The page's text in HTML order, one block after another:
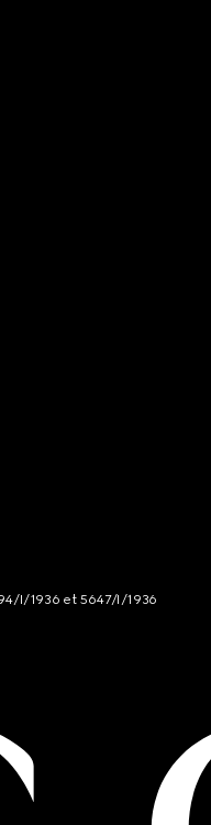
I/1936 et 5647/I/1936